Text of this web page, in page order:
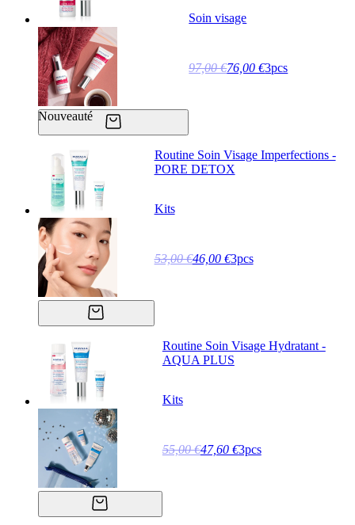
Nouveauté
Soin visage
97,00 €76,00 €3pcs
Routine Soin Visage Imperfections -
PORE DETOX
Kits
53,00 €46,00 €3pcs
Routine Soin Visage Hydratant -
AQUA PLUS
Kits
55,00 €47,60 €3pcs